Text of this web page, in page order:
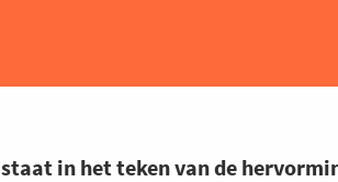
in het teken van de